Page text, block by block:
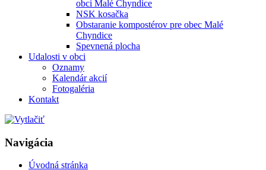
obci Malé Chyndice
NSK kosačka
Obstaranie kompostérov pre obec Malé
Chyndice
Spevnená plocha
Udalosti v obci
Oznamy
Kalendár akcií
Fotogaléria
Kontakt
Navigácia
Úvodná stránka